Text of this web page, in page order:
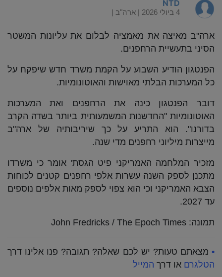
NTD
4 ביולי 2026 | | ארה"ב
ארה"ב מאיצה את מאמציה לבלום את עליונות המשטר
הסיני בתעשיית הרחפנים.
הפנטגון הודיע השבוע על הקמת משרד חדש שיפקח על
כל המערכות הבלתי מאוישות והאוטונומיות.
דובר הפנטגון כינה את הרחפנים ואת המערכות
האוטונומיות "החדשנות המשמעותית ביותר בשדה הקרב
בדורנו". הוא התריע על כך שיריבותיה של ארה"ב
מייצרות מיליוני רחפנים מדי שנה.
מזכיר המלחמה האמריקני פיט הגסת' אומר כי משרדו
מתכנן לספק השנה עשרות אלפי רחפנים קטנים לכוחות
הצבא האמריקני וכי הוא צפוי לספק מאות אלפים נוספים
עד 2027.
תמונה: John Fredricks / The Epoch Times
• מצאתם טעות? יש לכם שאלה? תגובה? פנו אלינו דרך
הטלגרם או דרך המייל